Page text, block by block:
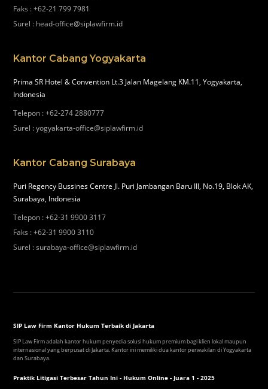
Faks :+62-21 799 7981
Surel : head-office@siplawfirm.id
Kantor Cabang Yogyakarta
Prima SR Hotel & Convention Lt.3 Jalan Magelang KM.11, Yogyakarta,
Indonesia
Telepon :+62-274 2880777
Surel :yogyakarta-office@siplawfirm.id
Kantor Cabang Surabaya
Puri Regency Bussines Centre Jl. Puri Jambangan Baru III, No.19, Blok AK,
Surabaya, Indonesia
Telepon :+62-31 9900 3117
Faks :+62-31 9900 3110
Surel :surabaya-office@siplawfirm.id
SIP Law Firm Kantor Hukum Terbaik di Jakarta
SIP Law Firm adalah kantor hukum penyedia solusi hukum premium bagi klien lokal maupun
internasional yang berpusat di Jakarta. Kantor ini memiliki dua kantor perwakilan di Yogyakarta
dan Surabaya.
Praktik Litigasi Terbesar Tahun Ini - Hukum Online - Juara 1 - 2025